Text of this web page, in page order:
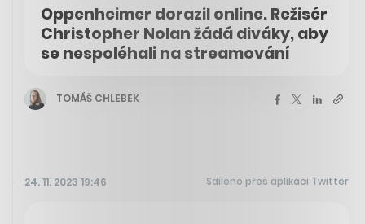
Oppenheimer dorazil online. Režisér
Christopher Nolan žádá diváky, aby
se nespoléhali na streamování
TOMÁŠ CHLEBEK
24. 11. 2023 19:46 Sdíleno přes aplikaci Twitter